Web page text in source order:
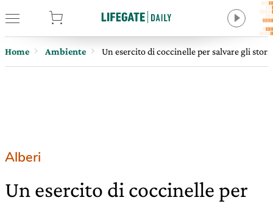
Home Ambiente Un esercito di coccinelle per salvare gli
Alberi
Un esercito di coccinelle per